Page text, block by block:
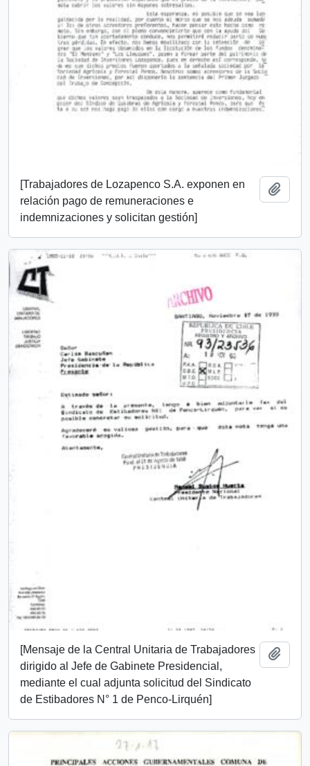
[Trabajadores de Lozapenco S.A. exponen en
relación pago de remuneraciones e
indemnizaciones y solicitan gestión]
[Mensaje de la Central Unitaria de Trabajadores
dirigido al Jefe de Gabinete Presidencial,
mediante el cual adjunta solicitud del Sindicato
de Estibadores N° 1 de Penco-Lirquén]